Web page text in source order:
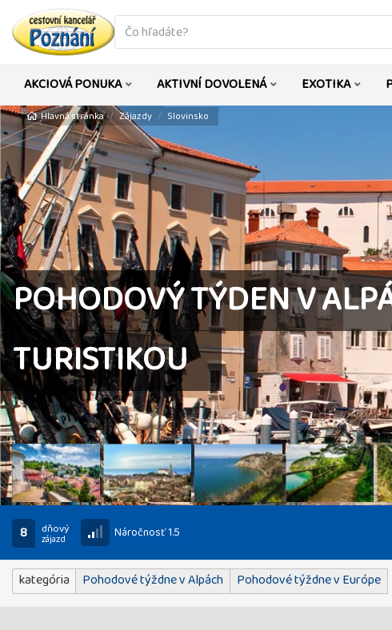
co
hledáte
AKCIOVÁ PONUKA AKTIVNÍ DOVOLENÁ EXOTIKA
Hlavná stránka Zájazdy Slovinsko
POHODOVÝ TÝDEN V
TURISTIKOU
8 dňový
zájazd Náročnosť 1.5
kategória Pohodové týždne v Alpách Pohodové týždne v Európe